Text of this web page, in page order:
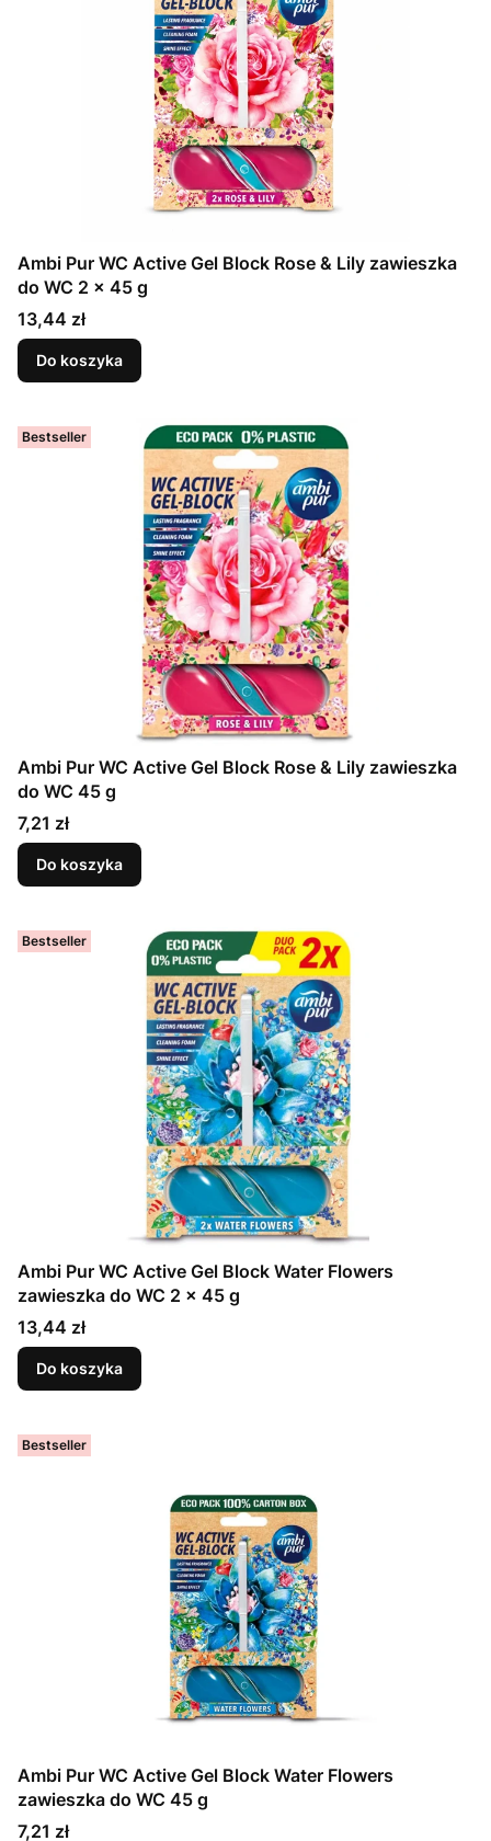
Ambi Pur WC Active Gel Block Rose & Lily zawieszka
do WC 2 x 45 g
Cena
13,44 zł
Do koszyka
Bestseller
Ambi Pur WC Active Gel Block Rose & Lily zawieszka
do WC 45 g
Cena
7,21 zł
Do koszyka
Bestseller
Ambi Pur WC Active Gel Block Water Flowers
zawieszka do WC 2 x 45 g
Cena
13,44 zł
Do koszyka
Bestseller
Ambi Pur WC Active Gel Block Water Flowers
zawieszka do WC 45 g
Cena
7,21 zł